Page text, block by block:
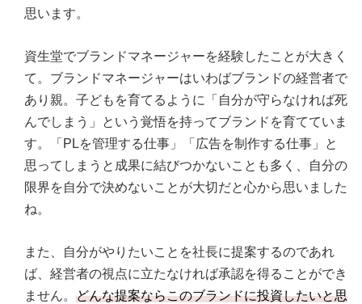
思います。
資生堂でブランドマネージャーを経験したことが大きく
て。ブランドマネージャーはいわばブランドの経営者で
あり親。子どもを育てるように「自分が守らなければ死
んでしまう」という覚悟を持ってブランドを育てていま
す。「PLを管理する仕事」「広告を制作する仕事」と
思ってしまうと成果に結びつかないことも多く、自分の
限界を自分で決めないことが大切だと心から思いました
ね。
また、自分がやりたいことを社長に提案するのであれ
ば、経営者の視点に立たなければ承認を得ることができ
ません。 どんな提案ならこのブランドに投資したいと思